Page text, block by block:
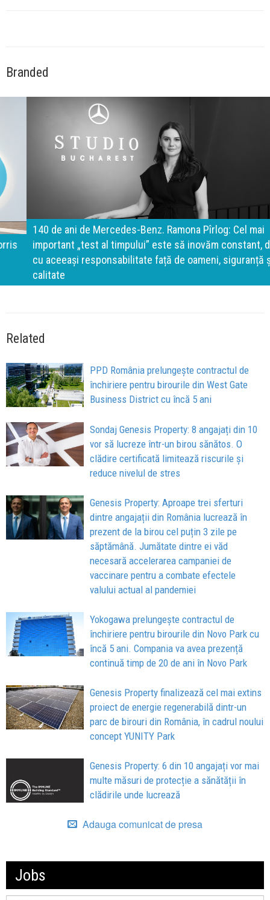
Branded
140 de ani de Mercedes-Benz. Ramona Pîrlog: Cel mai
important „test al timpului” este să inovăm constant, dar
cu aceeași responsabilitate față de oameni, siguranță și
calitate
Related
PPD România prelungește contractul de
închiriere pentru birourile din West Gate
Business District cu încă 5 ani
Sondaj Genesis Property: 8 angajați din 10
vor să lucreze într-un birou sănătos. O
clădire certificată limitează riscurile și
reduce nivelul de stres
Genesis Property: Aproape trei sferturi
dintre angajații din România lucrează în
prezent de la birou cel puțin 3 zile pe
săptămână. Jumătate dintre ei văd
necesară accelerarea campaniei de
vaccinare pentru a combate efectele
valului actual al pandemiei
Yokogawa prelungește contractul de
închiriere pentru birourile din Novo Park cu
încă 5 ani. Compania va avea prezență
continuă timp de 20 de ani în Novo Park
Genesis Property finalizează cel mai extins
proiect de energie regenerabilă dintr-un
parc de birouri din România, în cadrul noului
concept YUNITY Park
Genesis Property: 6 din 10 angajați vor mai
multe măsuri de protecție a sănătății în
clădirile unde lucrează
Adauga comunicat de presa
Jobs